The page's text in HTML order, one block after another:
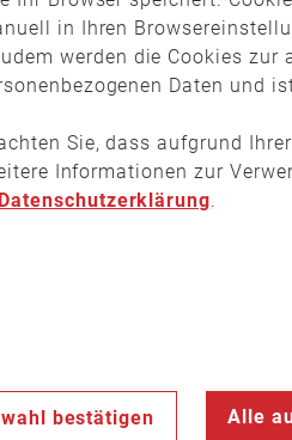
in Ihren
werden die Cookies
Daten und
Sie, dass aufgrund
Informationen zur
Datenschutzerklärung.
bestätigen Alle